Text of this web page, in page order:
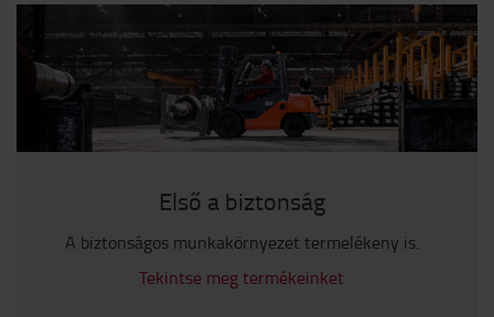
Első a biztonság
A biztonságos munkakörnyezet termelékeny is.
Tekintse meg termékeinket